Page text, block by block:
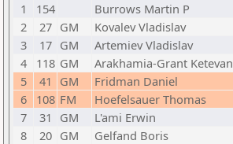
1
154 Burrows Martin P
2
27 GM Kovalev Vladislav
3
17 GM Artemiev Vladislav
4
118 GM Arakhamia-Grant Ketevan
5
41 GM Fridman Daniel
6
108 FM Hoefelsauer Thomas
7
31 GM L'ami Erwin
8
20 GM Gelfand Boris